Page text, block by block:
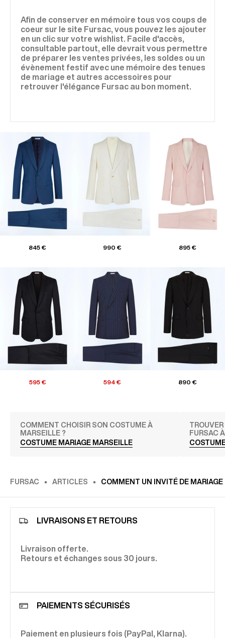
Afin de conserver en mémoire tous vos coups de
coeur sur le site Fursac, vous pouvez les ajouter
en un clic sur votre wishlist. Facile d'accès,
consultable partout, elle devrait vous permettre
de préparer les ventes privées, les soldes ou un
évènement festif avec une mémoire des tenues
de mariage et autres accessoires pour
retrouver l'élégance Fursac au bon moment.
845 € 990 € 895 €
595 € 594 € 890 €
COMMENT CHOISIR SON COSTUME À
MARSEILLE ?
COSTUME MARIAGE MARSEILLE
FURSAC
FURSAC ARTICLES COMMENT UN INVITÉ DE
LIVRAISONS ET RETOURS
Livraison offerte.
Retours et échanges sous 30 jours.
PAIEMENTS SÉCURISÉS
Paiement en plusieurs fois (PayPal, Klarna).